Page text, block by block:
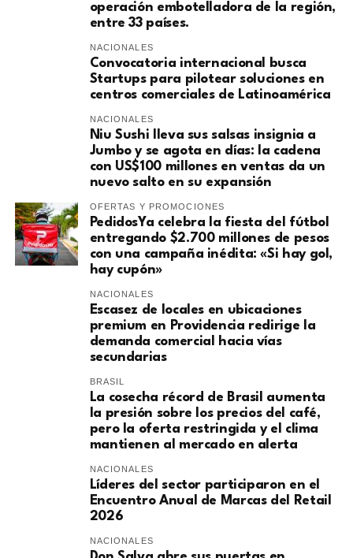
operación embotelladora de la región,
entre 33 países.
NACIONALES
Convocatoria internacional busca
Startups para pilotear soluciones en
centros comerciales de Latinoamérica
NACIONALES
Niu Sushi lleva sus salsas insignia a
Jumbo y se agota en días: la cadena
con US$100 millones en ventas da un
nuevo salto en su expansión
OFERTAS Y PROMOCIONES
PedidosYa celebra la fiesta del fútbol
entregando $2.700 millones de pesos
con una campaña inédita: «Si hay gol,
hay cupón»
NACIONALES
Escasez de locales en ubicaciones
premium en Providencia redirige la
demanda comercial hacia vías
secundarias
BRASIL
La cosecha récord de Brasil aumenta
la presión sobre los precios del café,
pero la oferta restringida y el clima
mantienen al mercado en alerta
NACIONALES
Líderes del sector participaron en el
Encuentro Anual de Marcas del Retail
2026
NACIONALES